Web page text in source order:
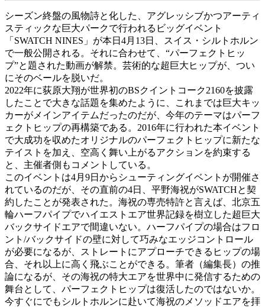
シーズン終盤の風物詩と化した、アグレッシブかつアーティ
スティックな巨大パークで行われるビッグイベント
「SWATCH NINES」が本日4月13日、スイス・シルトホルン
で一般公開される。それに合わせて、“パーフェクトヒッ
プ”と題された動画が解禁。芸術的な超巨大ヒップが、つい
にそのベールを脱いだ。
2022年に荻原大翔が世界初のBSクイントコーク2160を披露
したことで大きな話題を集めたように、これまでは巨大キッ
カーがメインアイテムだったのだが、今年のテーマはパーフ
ェクトヒップの再構築である。2016年に行われた本イベント
で大成功を収めたオリジナルのパーフェクトヒップに新たな
テイストを加え、空高く舞い上がるアクションを約束する
と、主催者側もコメントしている。
このイベントは4月9日からシューティングイベントが開催さ
れているのだが、その直前の4日、平野海祝がSWATCHと契
約したことが発表された。海祝の専売特許と言えば、北京五
輪ハーフパイプでハイエストエア世界記録を樹立した超巨大
バックサイドエアで間違いない。ハーフパイプの場合はフロ
ント/バックサイドの壁に対して巧みなエッジコントロール
が必要になるが、ストレートにアプローチできるヒップの場
合、それ以上に高く飛ぶことができる。筆者（編集長）の推
論になるが、その海祝の特大エアを世界中に発信するための
舞台として、パーフェクトヒップは復活したのではないか。
今すぐにでもシルトホルンに赴いて海祝のメソッドエアを拝